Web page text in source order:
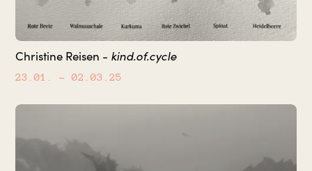
Christine Reisen - kind.of.cycle
23.01. – 02.03.25